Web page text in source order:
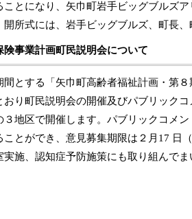
とになり、矢巾町岩手ビッグブルズ
所式には、岩手ビッグブルズ、町長
事業計画町民説明会について
とする「矢巾町高齢者福祉計画・第
り町民説明会の開催及びパブリック
地区で開催します。パブリックコメン
とができ、意見募集期限は２月 17 日
施、認知症予防施策にも取り組んでま